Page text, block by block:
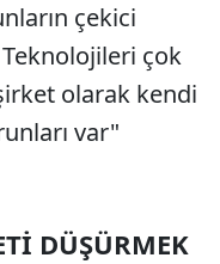
çekici
çok
olarak kendi
var"
DÜŞÜRMEK